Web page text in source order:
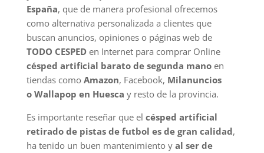
España, que de manera profesional ofrecemos
como alternativa personalizada a clientes que
buscan anuncios, opiniones o páginas web de
TODO CESPEDen Internet para comprar Online
césped artificial barato de segunda manoen
tiendas como Amazon, Facebook, Milanuncios
o Wallapop en Huesca y resto de la provincia.
Es importante reseñar que el césped artificial
retirado de pistas de futbol es de gran calidad,
ha tenido un buen mantenimiento y al ser de